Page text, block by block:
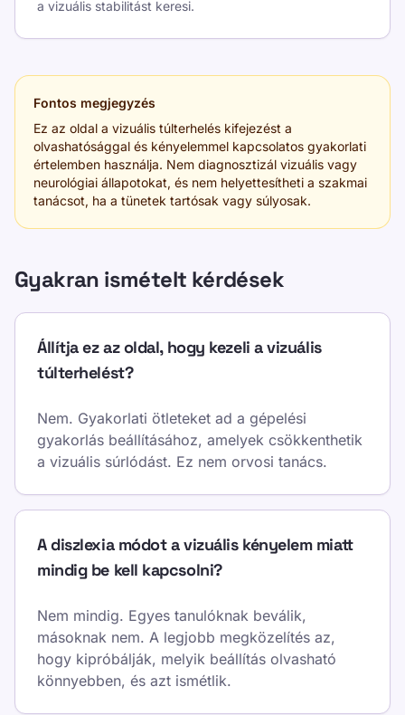
a vizuális stabilitást keresi.
Fontos megjegyzés
Ez az oldal a vizuális túlterhelés kifejezést a
olvashatósággal és kényelemmel kapcsolatos gyakorlati
értelemben használja. Nem diagnosztizál vizuális vagy
neurológiai állapotokat, és nem helyettesítheti a szakmai
tanácsot, ha a tünetek tartósak vagy súlyosak.
Gyakran ismételt kérdések
Állítja ez az oldal, hogy kezeli a vizuális
túlterhelést?
Nem. Gyakorlati ötleteket ad a gépelési
gyakorlás beállításához, amelyek csökkenthetik
a vizuális súrlódást. Ez nem orvosi tanács.
A diszlexia módot a vizuális kényelem miatt
mindig be kell kapcsolni?
Nem mindig. Egyes tanulóknak beválik,
másoknak nem. A legjobb megközelítés az,
hogy kipróbálják, melyik beállítás olvasható
könnyebben, és azt ismétlik.